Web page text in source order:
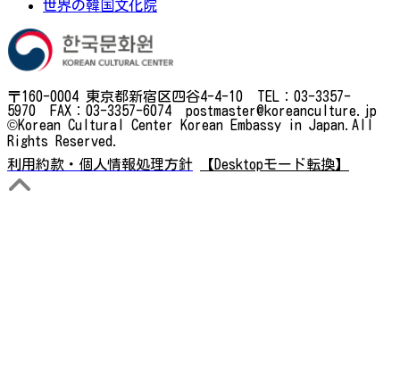
世界の韓国文化院
〒160-0004 東京都新宿区四谷4-4-10 TEL：03-3357-
5970 FAX：03-3357-6074 postmaster@koreanculture.jp
©Korean Cultural Center Korean Embassy in Japan.All
Rights Reserved.
利用約款・個人情報処理方針
【Desktopモード転換】